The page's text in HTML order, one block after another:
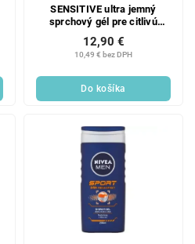
SENSITIVE ultra jemný
sprchový gél pre citlivú
ml
10,49 € bez DPH
12,90 €
Do košíka